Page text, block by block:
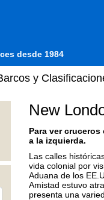
desde 1984
y
New
Para ver
a la izquierda.
Las calles
vida colonial por
Aduana de los
Amistad estuvo
presenta una